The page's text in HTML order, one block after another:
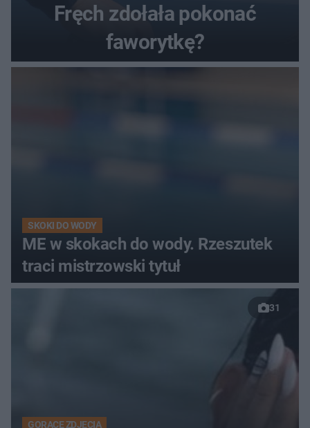
Fręch zdołała pokonać
faworytkę?
SKOKI DO WODY
ME w skokach do wody. Rzeszutek
traci mistrzowski tytuł
31
GORĄCE ZDJĘCIA